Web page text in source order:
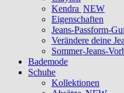
Kendra NEW
Eigenschaften
Jeans-Passform-
Verändere deine
Sommer-Jeans-
Bademode
Schuhe
Kollektionen